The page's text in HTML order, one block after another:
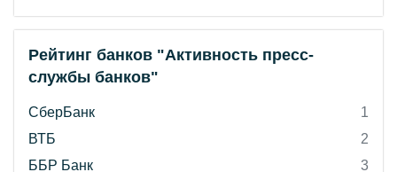
Рейтинг банков "Активность пресс-
службы банков"
СберБанк
1
ВТБ
2
ББР Банк
3